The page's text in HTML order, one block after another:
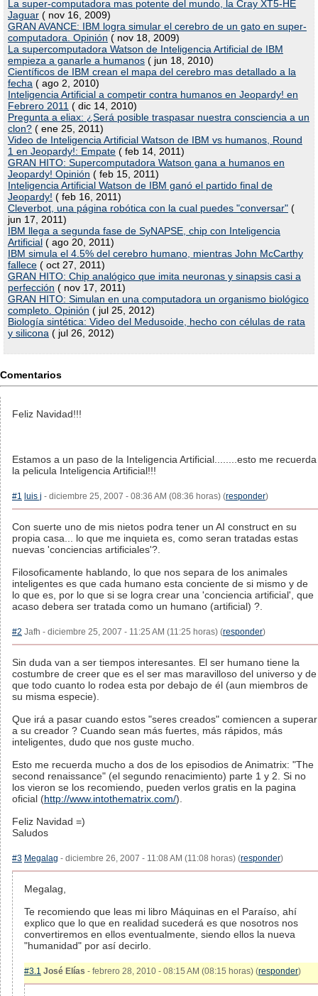
La super-computadora mas potente del mundo, la Cray XT5-HE
Jaguar ( nov 16, 2009)
GRAN AVANCE: IBM logra simular el cerebro de un gato en super-
computadora. Opinión ( nov 18, 2009)
La supercomputadora Watson de Inteligencia Artificial de IBM
empieza a ganarle a humanos ( jun 18, 2010)
Científicos de IBM crean el mapa del cerebro mas detallado a la
fecha ( ago 2, 2010)
Inteligencia Artificial a competir contra humanos en Jeopardy! en
Febrero 2011 ( dic 14, 2010)
Pregunta a eliax: ¿Será posible traspasar nuestra consciencia a un
clon? ( ene 25, 2011)
Video de Inteligencia Artificial Watson de IBM vs humanos, Round
1 en Jeopardy!: Empate ( feb 14, 2011)
GRAN HITO: Supercomputadora Watson gana a humanos en
Jeopardy! Opinión ( feb 15, 2011)
Inteligencia Artificial Watson de IBM ganó el partido final de
Jeopardy! ( feb 16, 2011)
Cleverbot, una página robótica con la cual puedes "conversar" (
jun 17, 2011)
IBM llega a segunda fase de SyNAPSE, chip con Inteligencia
Artificial ( ago 20, 2011)
IBM simula el 4.5% del cerebro humano, mientras John McCarthy
fallece ( oct 27, 2011)
GRAN HITO: Chip analógico que imita neuronas y sinapsis casi a
perfección ( nov 17, 2011)
GRAN HITO: Simulan en una computadora un organismo biológico
completo. Opinión ( jul 25, 2012)
Biología sintética: Video del Medusoide, hecho con células de rata
y silicona ( jul 26, 2012)
Comentarios
Feliz Navidad!!!
Estamos a un paso de la Inteligencia Artificial........esto me recuerda
la pelicula Inteligencia Artificial!!!
#1 luis j - diciembre 25, 2007 - 08:36 AM (08:36 horas) (responder)
Con suerte uno de mis nietos podra tener un AI construct en su
propia casa... lo que me inquieta es, como seran tratadas estas
nuevas 'conciencias artificiales'?.
Filosoficamente hablando, lo que nos separa de los animales
inteligentes es que cada humano esta conciente de si mismo y de
lo que es, por lo que si se logra crear una 'conciencia artificial', que
acaso debera ser tratada como un humano (artificial) ?.
#2 Jafh - diciembre 25, 2007 - 11:25 AM (11:25 horas) (responder)
Sin duda van a ser tiempos interesantes. El ser humano tiene la
costumbre de creer que es el ser mas maravilloso del universo y de
que todo cuanto lo rodea esta por debajo de él (aun miembros de
su misma especie).
Que irá a pasar cuando estos "seres creados" comiencen a superar
a su creador ? Cuando sean más fuertes, más rápidos, más
inteligentes, dudo que nos guste mucho.
Esto me recuerda mucho a dos de los episodios de Animatrix: "The
second renaissance" (el segundo renacimiento) parte 1 y 2. Si no
los vieron se los recomiendo, pueden verlos gratis en la pagina
oficial (http://www.intothematrix.com/).
Feliz Navidad =)
Saludos
#3 Megalag - diciembre 26, 2007 - 11:08 AM (11:08 horas) (responder)
Megalag,
Te recomiendo que leas mi libro Máquinas en el Paraíso, ahí
explico que lo que en realidad sucederá es que nosotros nos
convertiremos en ellos eventualmente, siendo ellos la nueva
"humanidad" por así decirlo.
#3.1 José Elías - febrero 28, 2010 - 08:15 AM (08:15 horas) (responder)